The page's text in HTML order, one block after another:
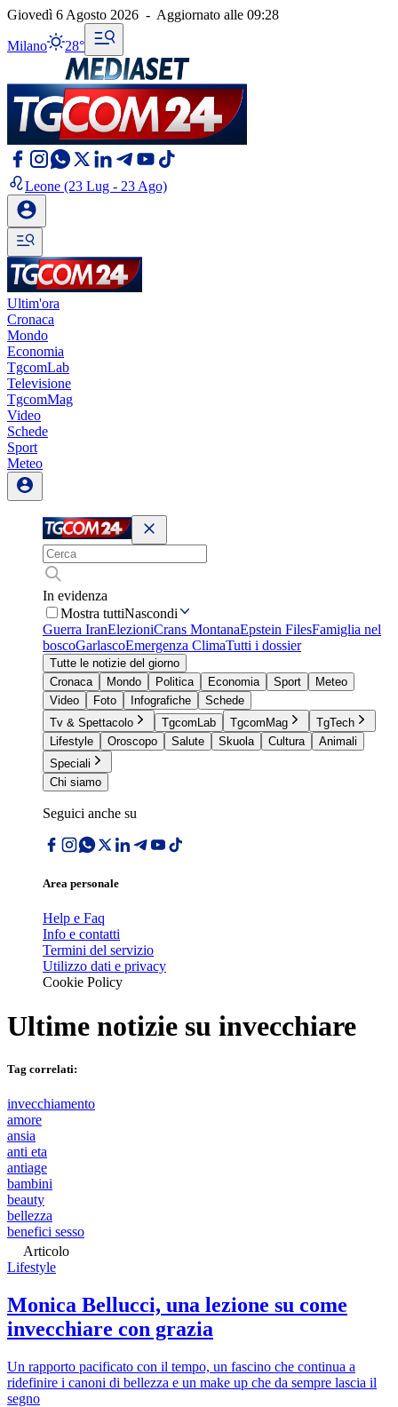
Giovedì 6 Agosto 2026 - Aggiornato alle 09:28
Milano 28°
Leone (23 Lug - 23 Ago)
Ultim'ora
Cronaca
Mondo
Economia
TgcomLab
Televisione
TgcomMag
Video
Schede
Sport
Meteo
In evidenza
Mostra tuttiNascondi
Guerra IranElezioniCrans MontanaEpstein FilesFamiglia nel
boscoGarlascoEmergenza ClimaTutti i dossier
Tutte le notizie del giorno
Cronaca
Mondo Politica Economia Sport
Meteo
Video
Foto Infografiche
Schede
Tv & Spettacolo
TgcomLab TgcomMag
TgTech
Lifestyle
Oroscopo Salute Skuola Cultura
Animali
Speciali
Chi siamo
Seguici anche su
Area personale
Help e Faq
Info e contatti
Termini del servizio
Utilizzo dati e privacy
Cookie Policy
Ultime notizie su invecchiare
Tag correlati:
invecchiamento
amore
ansia
anti eta
antiage
bambini
beauty
bellezza
benefici sesso
Articolo
Lifestyle
Monica Bellucci, una lezione su come
invecchiare con grazia
Un rapporto pacificato con il tempo, un fascino che continua a
ridefinire i canoni di bellezza e un make up che da sempre lascia il
segno